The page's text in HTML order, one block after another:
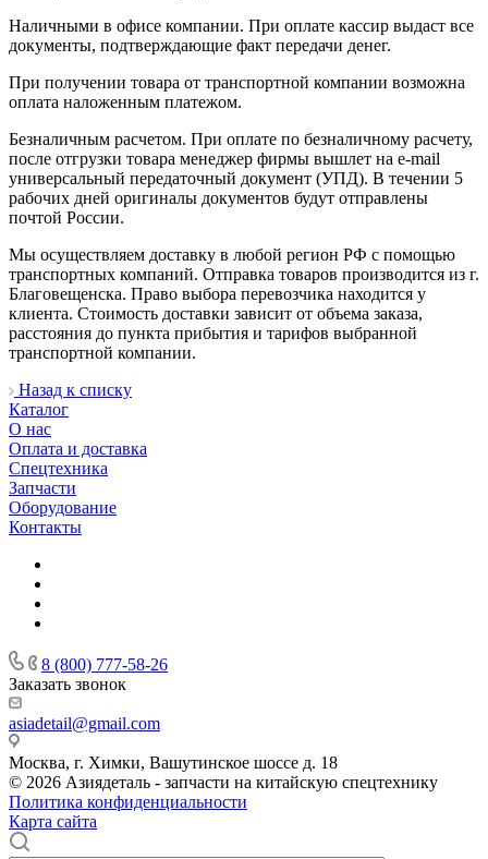
Наличными в офисе компании. При оплате кассир выдаст все
документы, подтверждающие факт передачи денег.
При получении товара от транспортной компании возможна
оплата наложенным платежом.
Безналичным расчетом. При оплате по безналичному расчету,
после отгрузки товара менеджер фирмы вышлет на e-mail
универсальный передаточный документ (УПД). В течении 5
рабочих дней оригиналы документов будут отправлены
почтой России.
Мы осуществляем доставку в любой регион РФ с помощью
транспортных компаний. Отправка товаров производится из г.
Благовещенска. Право выбора перевозчика находится у
клиента. Стоимость доставки зависит от объема заказа,
расстояния до пункта прибытия и тарифов выбранной
транспортной компании.
Назад к списку
Каталог
О нас
Оплата и доставка
Спецтехника
Запчасти
Оборудование
Контакты
8 (800) 777-58-26
Заказать звонок
asiadetail@gmail.com
Москва, г. Химки, Вашутинское шоссе д. 18
© 2026 Азиядеталь - запчасти на китайскую спецтехнику
Политика конфиденциальности
Карта сайта